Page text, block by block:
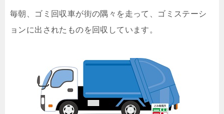
毎朝、ゴミ回収車が街の隅々を走って、ゴミステーシ
ョンに出されたものを回収しています。